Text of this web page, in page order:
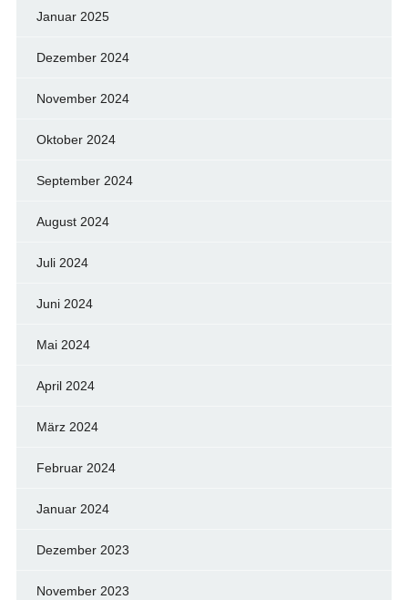
Januar 2025
Dezember 2024
November 2024
Oktober 2024
September 2024
August 2024
Juli 2024
Juni 2024
Mai 2024
April 2024
März 2024
Februar 2024
Januar 2024
Dezember 2023
November 2023